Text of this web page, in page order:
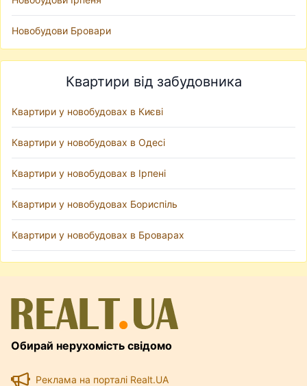
Новобудови Бровари
Квартири від забудовника
Квартири у новобудовах в Києві
Квартири у новобудовах в Одесі
Квартири у новобудовах в Ірпені
Квартири у новобудовах Бориспіль
Квартири у новобудовах в Броварах
Обирай нерухомість свідомо
Реклама на порталі Realt.UA